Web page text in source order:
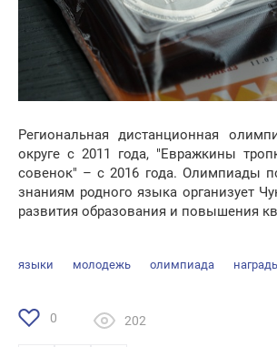
Региональная дистанционная
округе с 2011 года, "Евражкины
совенок" – с 2016 года. Олимпиады
знаниям родного языка организует
развития образования и повышения
языки молодежь олимпиада
0 202